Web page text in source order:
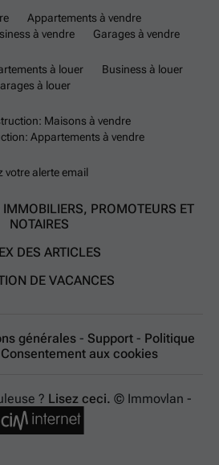
Appartements à vendre
à vendre Garages à vendre
à louer
Business à louer
à louer
Maisons à vendre
Appartements à vendre
votre alerte email
IMMOBILIERS, PROMOTEURS ET
NOTAIRES
DES ARTICLES
DE VACANCES
générales - Support - Politique
Consentement aux cookies
? Lisez ceci. © Immovlan -